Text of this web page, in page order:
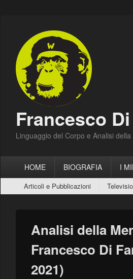
Francesco
Linguaggio del Corpo e Analisi
principaleHOME BIOGRAFIA I
secondario
Articoli e Pubblicazioni
Analisi della
Francesco Di
2021)